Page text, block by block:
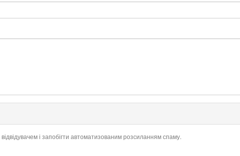
і запобігти автоматизованим розсиланням спаму.